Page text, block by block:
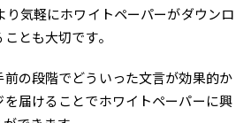
り気軽にホワイトペーパーがダウンロ
とも大切です。
の段階でどういった文言が効果的か
届けることでホワイトペーパーに興